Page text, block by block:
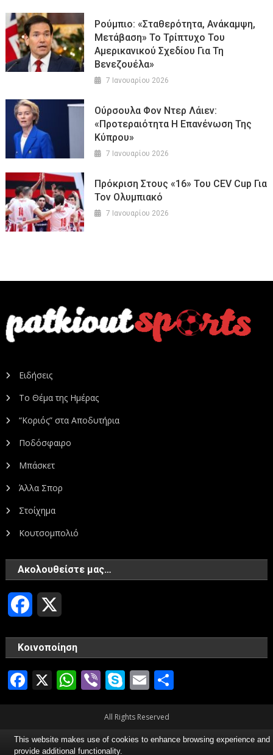
Ρούμπιο: «Σταθερότητα, Ανάκαμψη,
Μετάβαση» Το Τρίπτυχο Του
Αμερικανικού Σχεδίου Για Τη
Βενεζουέλα»
7 Ιανουαρίου 2026
Ούρσουλα Φον Ντερ Λάιεν:
«Προτεραιότητα Η Επανένωση Της
Κύπρου»
7 Ιανουαρίου 2026
Πρόκριση Στους «16» Του CEV Cup Για
Τον Ολυμπιακό
7 Ιανουαρίου 2026
Ειδήσεις
Το Θέμα της Ημέρας
“Κοριός” στα Αποδυτήρια
Ποδόσφαιρο
Μπάσκετ
Άλλα Σπορ
Στοίχημα
Κουτσομπολιό
Ακολουθείστε μας…
Facebook
Κοινοποίηση
Facebook
X WhatsApp
ViberSkype
Email
All Rights Reserved
This website makes use of cookies to enhance browsing experience and
provide additional functionality.